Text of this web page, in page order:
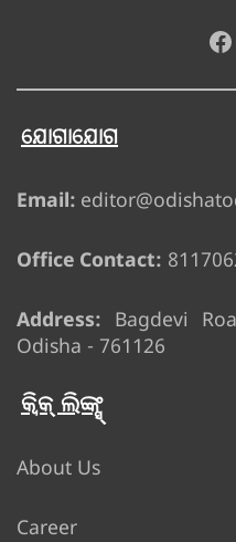
ଯୋଗାଯୋଗ
Email:
Office Contact:
Address: Bagdevi
Odisha - 761126
କ୍ୱିକ୍ ଲିଙ୍କ୍ସ୍
About Us
Career